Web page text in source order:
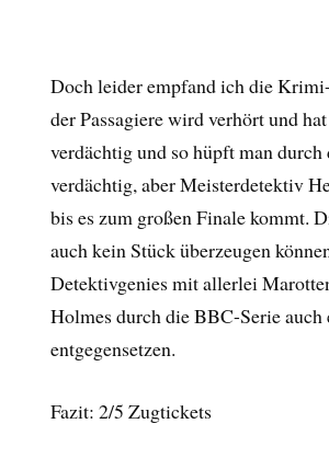
Doch leider empfand ich die
der Passagiere wird verhört und
verdächtig und so hüpft man
verdächtig, aber Meisterdetektiv
bis es zum großen Finale kommt.
auch kein Stück überzeugen
Detektivgenies mit allerlei
Holmes durch die BBC-Serie
entgegensetzen.
Fazit: 2/5 Zugtickets